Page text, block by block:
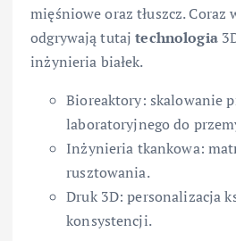
mięśniowe oraz tłuszcz. Coraz
odgrywają tutajtechnologia
inżynieria białek.
Bioreaktory: skalowanie
laboratoryjnego do
Inżynieria tkankowa:
rusztowania.
Druk 3D: personalizacja
konsystencji.